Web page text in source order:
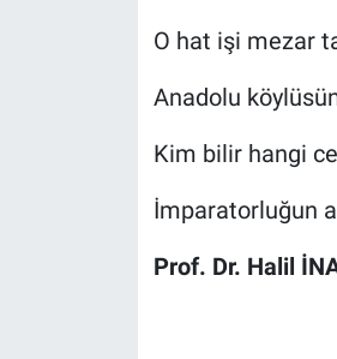
O hat işi mezar
Anadolu
Kim bilir hangi
İmparatorluğun
Prof. Dr. Halil